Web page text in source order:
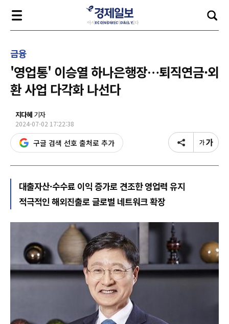
금융
'영업통' 이승열 하나은행장…퇴직연금·외
환 사업 다각화 나선다
지다혜 기자
2024-07-02 17:22:38
구글 검색 선호 출처로 추가
대출자산·수수료 이익 증가로 견조한 영업력 유지
적극적인 해외진출로 글로벌 네트워크 확장